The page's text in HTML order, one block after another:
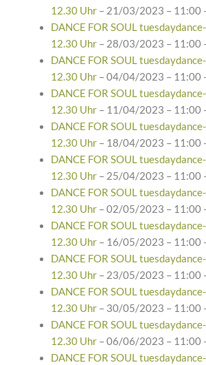
12.30 Uhr– 21/03/2023 – 11:00
DANCE FOR SOUL
12.30 Uhr– 28/03/2023 – 11:00
DANCE FOR SOUL
12.30 Uhr– 04/04/2023 – 11:00
DANCE FOR SOUL
12.30 Uhr– 11/04/2023 – 11:00
DANCE FOR SOUL
12.30 Uhr– 18/04/2023 – 11:00
DANCE FOR SOUL
12.30 Uhr– 25/04/2023 – 11:00
DANCE FOR SOUL
12.30 Uhr– 02/05/2023 – 11:00
DANCE FOR SOUL
12.30 Uhr– 16/05/2023 – 11:00
DANCE FOR SOUL
12.30 Uhr– 23/05/2023 – 11:00
DANCE FOR SOUL
12.30 Uhr– 30/05/2023 – 11:00
DANCE FOR SOUL
12.30 Uhr– 06/06/2023 – 11:00
DANCE FOR SOUL